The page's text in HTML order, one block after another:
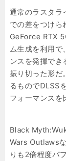
通常のラスタラ
での差をつけら
GeForce RTX
ム生成を利用
ンスを発揮でき
振り切った形だ
るものでDLSS
フォーマンスを
Black
Wars Outlaws
りも2倍程度パ